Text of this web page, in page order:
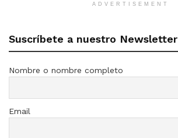
ADVERTISEMENT
Suscríbete a nuestro Newsletter
Nombre o nombre completo
Email